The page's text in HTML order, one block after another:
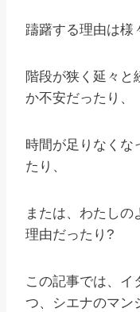
躊躇する理由は様
階段が狭く延々と
か不安だったり、
時間が足りなくな
たり、
または、わたしの
理由だったり?
この記事では、イ
つ、シエナのマン